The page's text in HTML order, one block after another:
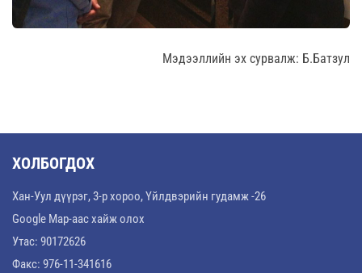
Мэдээллийн эх сурвалж: Б.Батзул
ХОЛБОГДОХ
Хан-Уул дүүрэг, 3-р хороо, Үйлдвэрийн гудамж -26
Google Map-аас хайж олох
Утас: 90172626
Факс: 976-11-341616